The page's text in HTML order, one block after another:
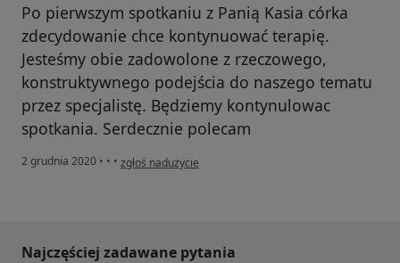
Po pierwszym spotkaniu z Panią Kasia córka
zdecydowanie chce kontynuować terapię.
Jesteśmy obie zadowolone z rzeczowego,
konstruktywnego podejścia do naszego tematu
przez specjalistę. Będziemy kontynulowac
spotkania. Serdecznie polecam
2 grudnia 2020 • • • w opinii użytkownika Pati
zgłoś nadużycie
Najczęściej zadawane pytania